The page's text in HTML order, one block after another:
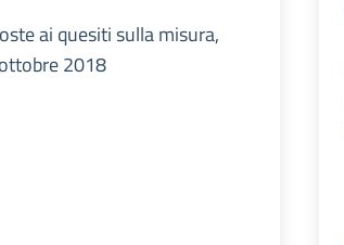
ai quesiti sulla misura,
2018